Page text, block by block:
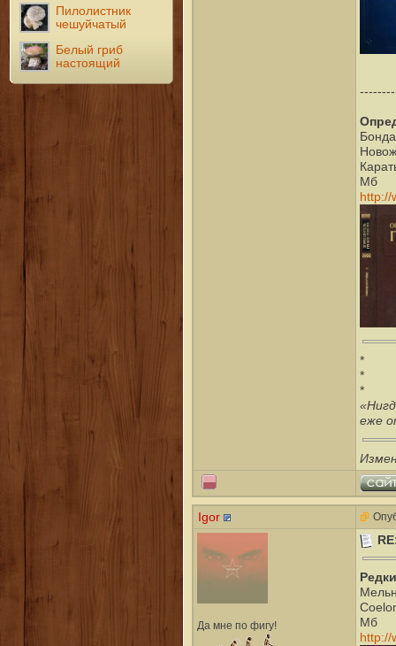
Пилолистник
чешуйчатый
Белый гриб
настоящий
Мб
http://
*
*
*
еже
Igor
Да мне по фигу!
Мб
http://